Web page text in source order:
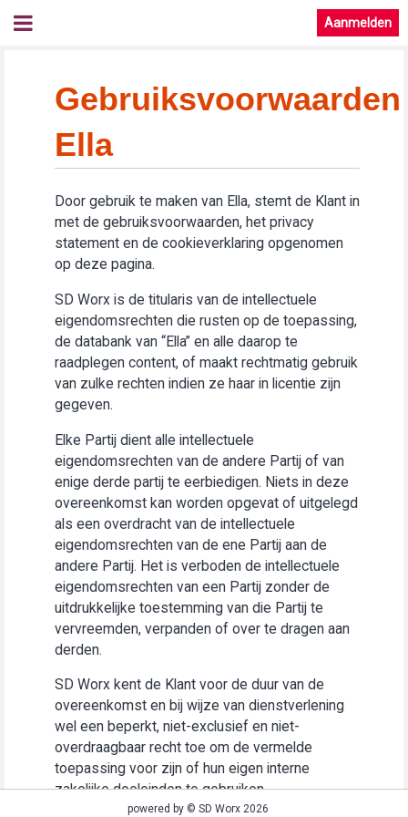
Aanmelden
Gebruiksvoorwaarden
Ella
Door gebruik te maken van Ella, stemt de Klant in
met de gebruiksvoorwaarden, het privacy
statement en de cookieverklaring opgenomen
op deze pagina.
SD Worx is de titularis van de intellectuele
eigendomsrechten die rusten op de toepassing,
de databank van “Ella” en alle daarop te
raadplegen content, of maakt rechtmatig gebruik
van zulke rechten indien ze haar in licentie zijn
gegeven.
Elke Partij dient alle intellectuele
eigendomsrechten van de andere Partij of van
enige derde partij te eerbiedigen. Niets in deze
overeenkomst kan worden opgevat of uitgelegd
als een overdracht van de intellectuele
eigendomsrechten van de ene Partij aan de
andere Partij. Het is verboden de intellectuele
eigendomsrechten van een Partij zonder de
uitdrukkelijke toestemming van die Partij te
vervreemden, verpanden of over te dragen aan
derden.
SD Worx kent de Klant voor de duur van de
overeenkomst en bij wijze van dienstverlening
wel een beperkt, niet-exclusief en niet-
overdraagbaar recht toe om de vermelde
toepassing voor zijn of hun eigen interne
zakelijke doeleinden te gebruiken
(“Gebruiksrecht”).powered by © SD Worx 2026